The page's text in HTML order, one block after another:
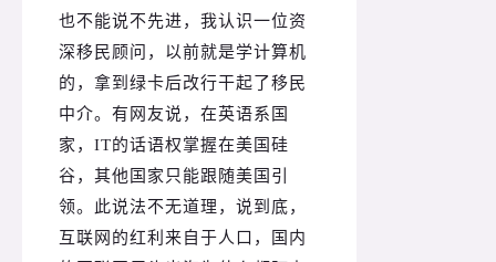
也不能说不先进，我认识一位资
深移民顾问，以前就是学计算机
的，拿到绿卡后改行干起了移民
中介。 有网友说，在英语系国
家，IT的话语权掌握在美国硅
谷，其他国家只能跟随美国引
领。 此说法不无道理，说到底，
互联网的红利来自于人口，国内